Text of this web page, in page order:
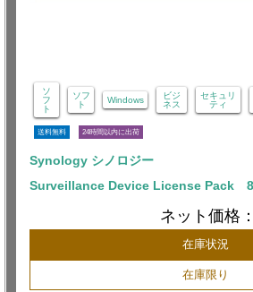
ソ
フ
ト
ソフ
ト
Windows
ビジ
ネス
セキュリ
ティ
送料無料 24時間以内に出荷
Synology シノロジー
Surveillance Device License Pack 8
ネット価格：
在庫状況
在庫限り